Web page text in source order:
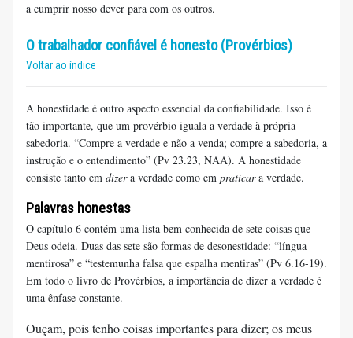
a cumprir nosso dever para com os outros.
O trabalhador confiável é honesto (Provérbios)
Voltar ao índice
A honestidade é outro aspecto essencial da confiabilidade. Isso é
tão importante, que um provérbio iguala a verdade à própria
sabedoria. “Compre a verdade e não a venda; compre a sabedoria, a
instrução e o entendimento” (Pv 23.23, NAA). A honestidade
consiste tanto em dizera verdade como em praticara verdade.
Palavras honestas
O capítulo 6 contém uma lista bem conhecida de sete coisas que
Deus odeia. Duas das sete são formas de desonestidade: “língua
mentirosa” e “testemunha falsa que espalha mentiras” (Pv 6.16-19).
Em todo o livro de Provérbios, a importância de dizer a verdade é
uma ênfase constante.
Ouçam, pois tenho coisas importantes para dizer; os meus